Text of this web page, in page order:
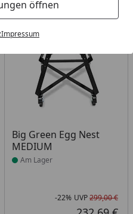
öffnen
Impressum
in ProzentPreis
-22%
Big Green Egg Nest
MEDIUM
Produkt am Lager
Am Lager
-22% UVP299,00 €